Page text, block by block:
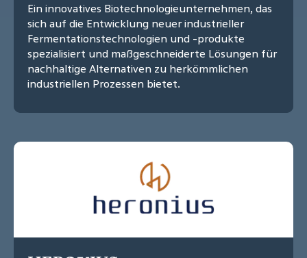
Ein innovatives Biotechnologieunternehmen, das
sich auf die Entwicklung neuer industrieller
Fermentationstechnologien und -produkte
spezialisiert und maßgeschneiderte Lösungen für
nachhaltige Alternativen zu herkömmlichen
industriellen Prozessen bietet.